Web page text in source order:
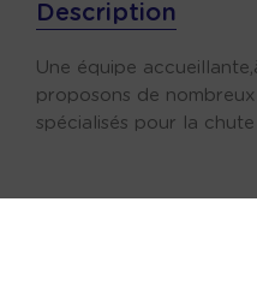
Description
Une équipe
proposons de
spécialisés pour la